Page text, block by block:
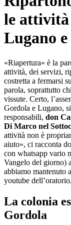
le
Lugano
«Riapertura» è la
attività, dei servizi,
costretta a fermarsi
parola, soprattutto
vissute. Certo,
Gordola e Lugano,
responsabili, don
Di Marco nel
attività non è
aiuto», ci racconta
con whatsapp vario
Vangelo del giorno)
abbiamo mantenuto
youtube
La colonia
Gordola